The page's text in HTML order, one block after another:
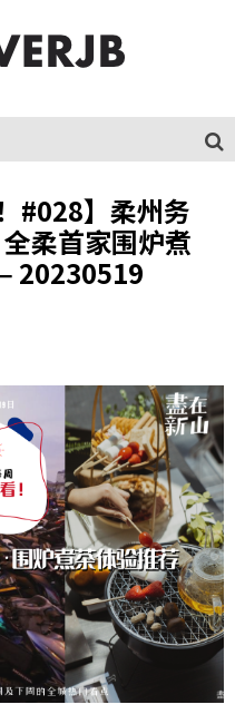
#028】柔州务
柔首家围炉煮
20230519